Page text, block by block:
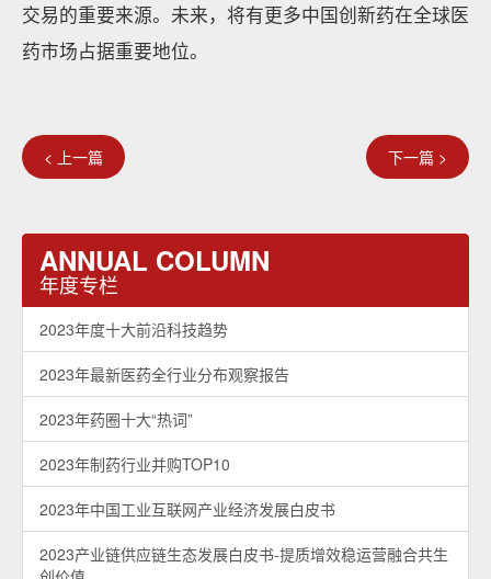
交易的重要来源。未来，将有更多中国创新药在全球医
药市场占据重要地位。
< 上一篇 下一篇 >
ANNUAL COLUMN
年度专栏
2023年度十大前沿科技趋势
2023年最新医药全行业分布观察报告
2023年药圈十大“热词”
2023年制药行业并购TOP10
2023年中国工业互联网产业经济发展白皮书
2023产业链供应链生态发展白皮书-提质增效稳运营融合共生